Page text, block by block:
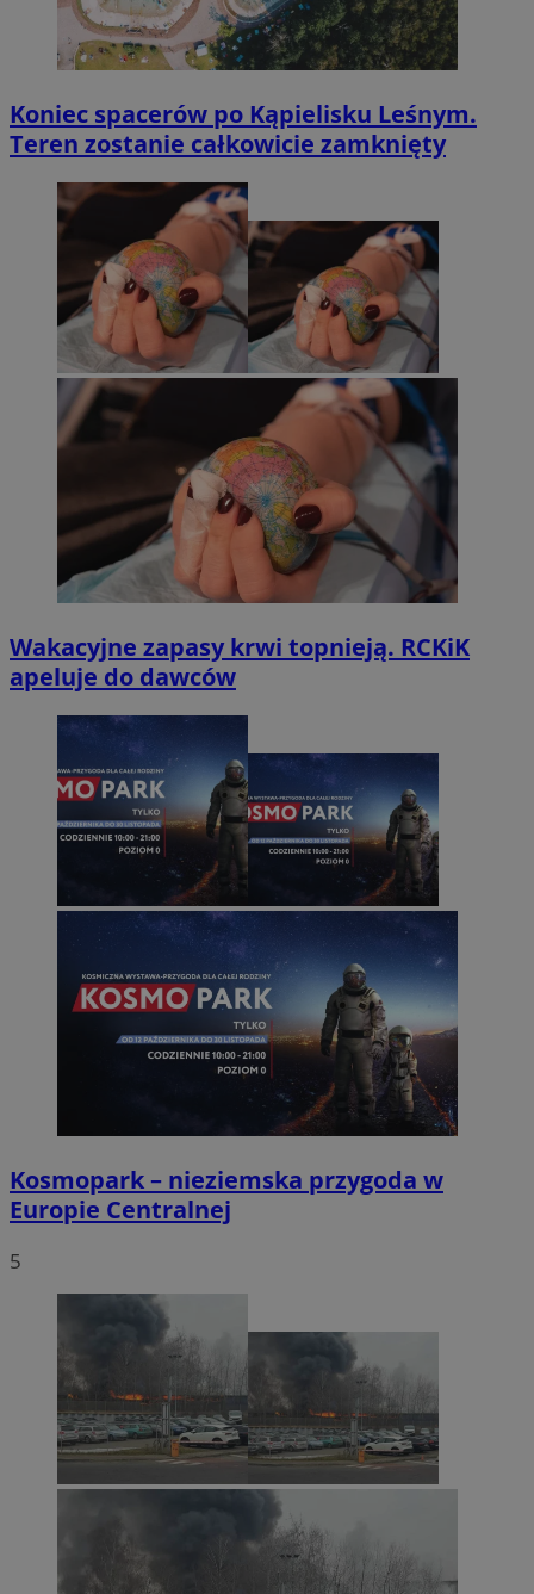
Koniec spacerów po Kąpielisku Leśnym.
Teren zostanie całkowicie zamknięty
Wakacyjne zapasy krwi topnieją. RCKiK
apeluje do dawców
Kosmopark – nieziemska przygoda w
Europie Centralnej
5